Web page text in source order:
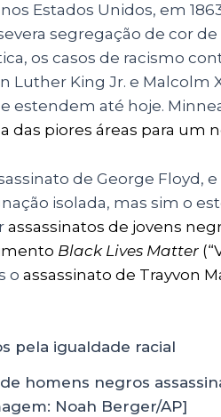
Estados Unidos, em
segregação de cor de
os casos de racismo
Luther King Jr. e Malcolm
estendem até hoje.
das piores áreas para um
de George Floyd,
isolada, mas sim o
assassinatos de jovens
Black Lives Matter
o assassinato de Trayvon
homens negros
Noah Berger/AP]